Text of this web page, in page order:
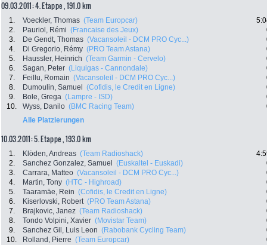
09.03.2011: 4. Etappe , 191.0 km
1. Voeckler, Thomas (Team Europcar)
2.
Pauriol, Rémi (Francaise des Jeux)
3.
De Gendt, Thomas (Vacansoleil - DCM PRO Cyc...)
4.
Di Gregorio, Rémy (PRO Team Astana)
5.
Haussler, Heinrich (Team Garmin - Cervelo)
6.
Sagan, Peter (Liquigas - Cannondale)
7.
Feillu, Romain (Vacansoleil - DCM PRO Cyc...)
8.
Dumoulin, Samuel (Cofidis, le Credit en Ligne)
9.
Bole, Grega (Lampre - ISD)
10.
Wyss, Danilo (BMC Racing Team)
Alle Platzierungen
10.03.2011: 5. Etappe , 193.0 km
1. Klöden, Andreas (Team Radioshack)
2.
Sanchez Gonzalez, Samuel (Euskaltel - Euskadi)
3.
Carrara, Matteo (Vacansoleil - DCM PRO Cyc...)
4.
Martin, Tony (HTC - Highroad)
5.
Taaramäe, Rein (Cofidis, le Credit en Ligne)
6.
Kiserlovski, Robert (PRO Team Astana)
7.
Brajkovic, Janez (Team Radioshack)
8.
Tondo Volpini, Xavier (Movistar Team)
9.
Sanchez Gil, Luis Leon (Rabobank Cycling Team)
10.
Rolland, Pierre (Team Europcar)